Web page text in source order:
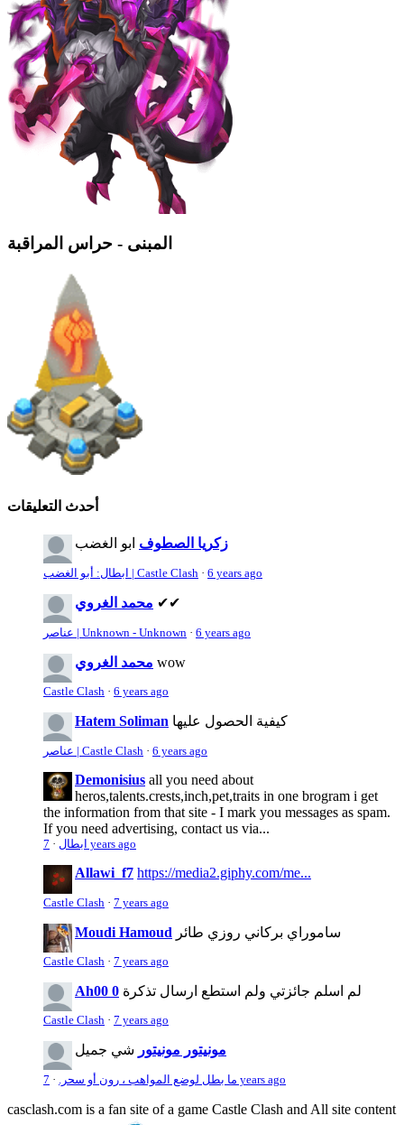
المبنى - حراس المراقبة
أحدث التعليقات
زكريا الصطوف ابو الغضب
ابطال: أبو الغضب | Castle Clash · 6 years ago
محمد الغروي ✔✔
عناصر | Unknown - Unknown · 6 years ago
محمد الغروي wow
Castle Clash · 6 years ago
Hatem Soliman كيفية الحصول عليها
عناصر | Castle Clash · 6 years ago
Demonisius all you need about
heros,talents.crests,inch,pet,traits in one brogram i get
the information from that site - I mark you messages as spam.
If you need advertising, contact us via...
ابطال · 7 years ago
Allawi_f7 https://media2.giphy.com/me...
Castle Clash · 7 years ago
Moudi Hamoud ساموراي بركاني روزي طائر
Castle Clash · 7 years ago
Ah00 0 لم اسلم جائزتي ولم استطع ارسال تذكرة
Castle Clash · 7 years ago
مونيتور مونيتور شي جميل
ما بطل لوضع المواهب ، رون أو سحر. · 7 years ago
casclash.com is a fan site of a game Castle Clash and All site content